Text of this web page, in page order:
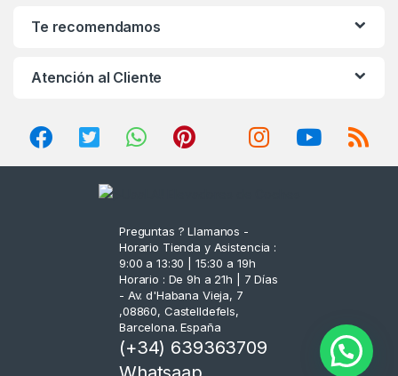
Te recomendamos
Atención al Cliente
Preguntas ? Llamanos -
Horario Tienda y Asistencia :
9:00 a 13:30 | 15:30 a 19h
Horario : De 9h a 21h | 7 Días
- Av. d'Habana Vieja, 7
,08860, Castelldefels,
Barcelona. España
(+34) 639363709